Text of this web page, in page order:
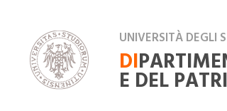
UNIVERSITÀ DEGLI
DI
E DEL